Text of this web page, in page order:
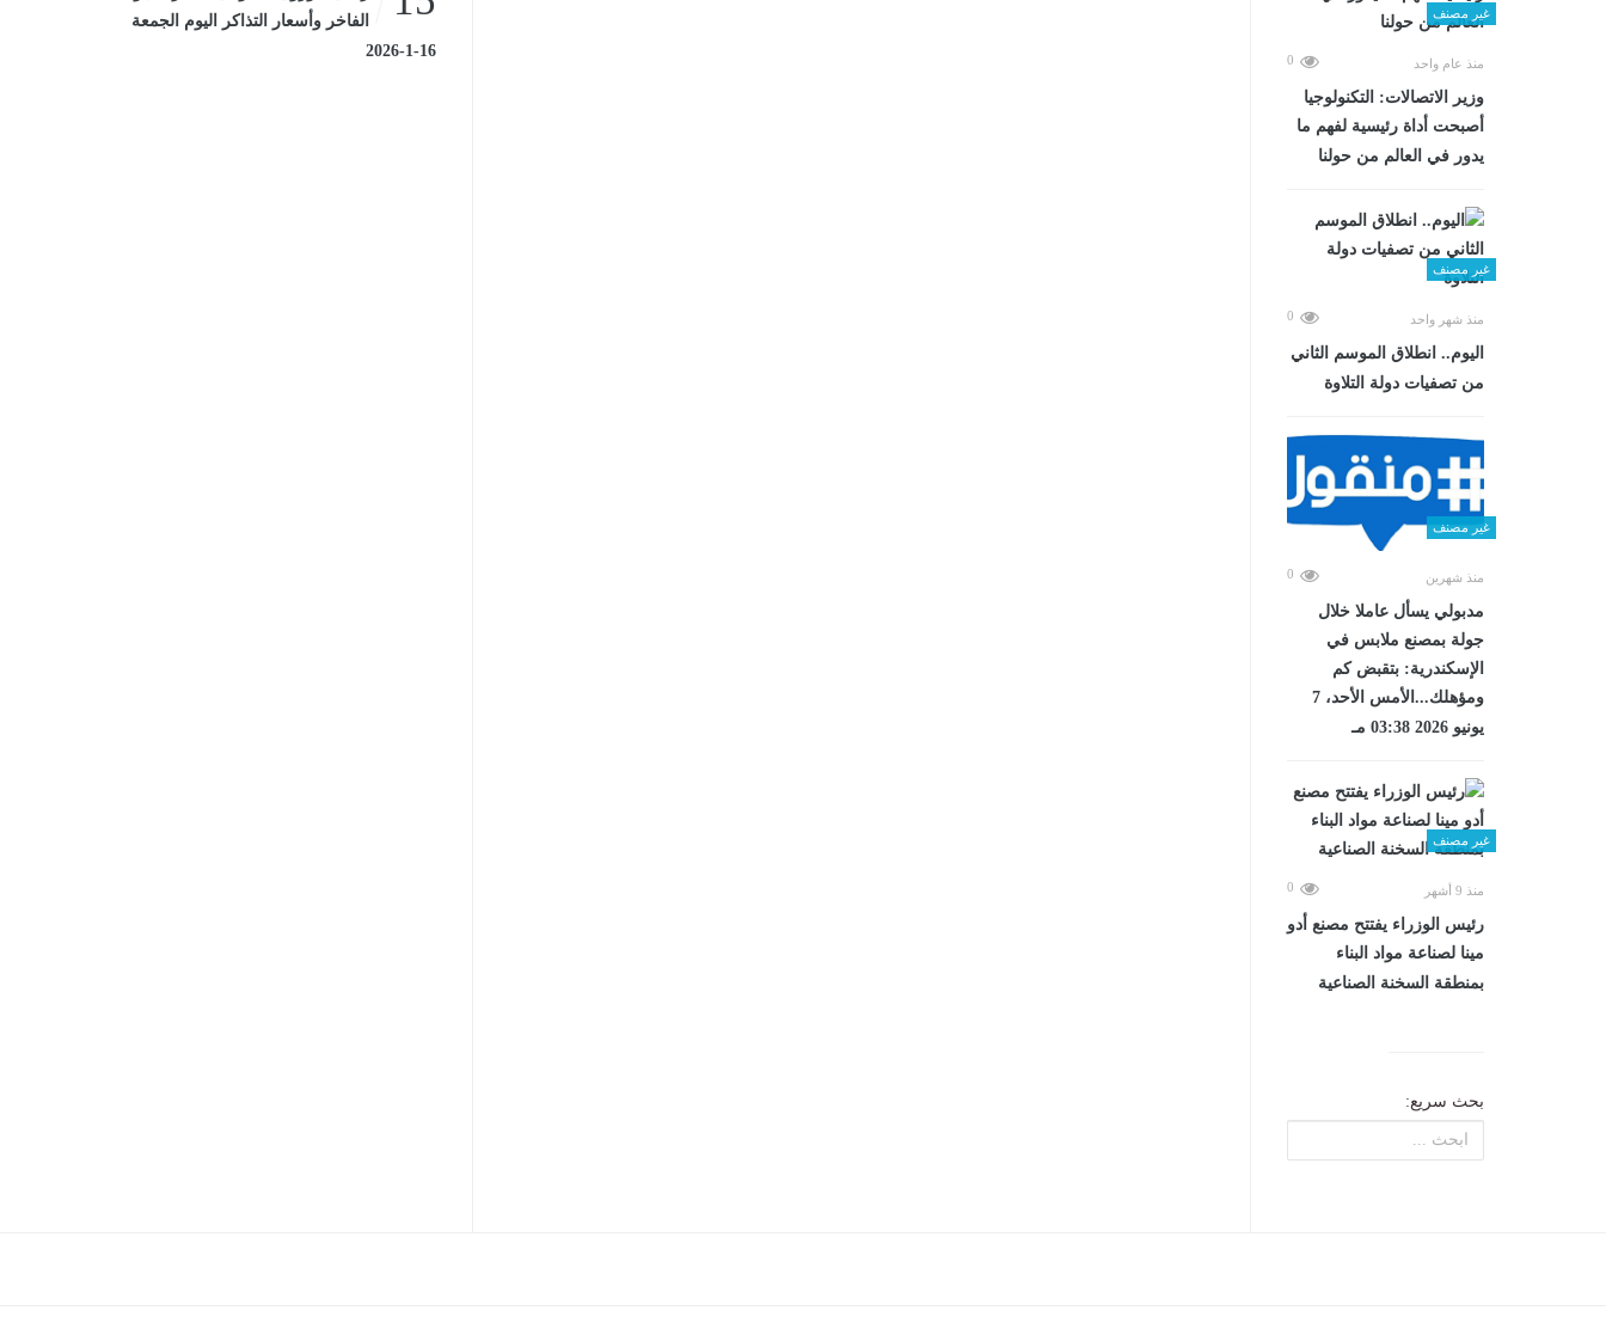
غير مصنف
منذ عام واحد 0
وزير الاتصالات: التكنولوجيا
أصبحت أداة رئيسية لفهم ما
يدور في العالم من حولنا
غير مصنف
منذ شهر واحد 0
اليوم.. انطلاق الموسم الثاني
من تصفيات دولة التلاوة
غير مصنف
منذ شهرين 0
مدبولي يسأل عاملا خلال
جولة بمصنع ملابس في
الإسكندرية: بتقبض كم
ومؤهلك...الأمس الأحد، 7
يونيو 2026 03:38 مـ
غير مصنف
منذ 9 أشهر 0
رئيس الوزراء يفتتح مصنع أدو
مينا لصناعة مواد البناء
بمنطقة السخنة الصناعية
بحث سريع:
الفاخر وأسعار التذاكر اليوم الجمعة
16-1-2026